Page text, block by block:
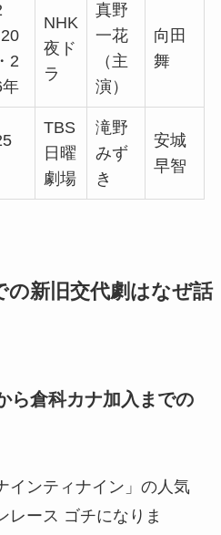
2
NHK
夜ド
ラ
真野
一花
（主
演）
向田
舞
TBS
日曜
劇場
滝野
みず
き
安城
早智
の新旧交代劇はなぜ話
ら倉科カナ加入までの
インティナイン」の人気
レース ゴチになりま